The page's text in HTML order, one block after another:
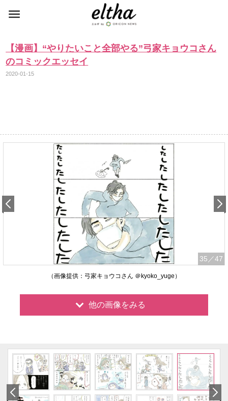
【漫画】“やりたいこと全部やる”弓家キョウコさん
のコミックエッセイ
2020-01-15
35 ／47
（画像提供：弓家キョウコさん ＠kyoko_yuge）
他の画像をみる